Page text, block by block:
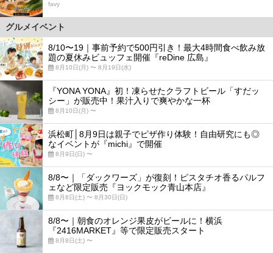
favy
グルメイベント
8/10〜19｜事前予約で500円引き！最大4時間食べ飲み放
題の夏休みビュッフェ開催『reDine 広島』
8月10日(月) 〜 8月19日(水)
『YONA YONA』初！凍らせたクラフトビール「すだッ
シー」が販売中！果汁入りで爽やかな一杯
8月10日(月) 〜
浜松町│8月9日は親子でピザ作り体験！自由研究にも◎
なイベントが『michi』で開催
8月9日(日) 〜
8/8〜｜「ダックワーズ」が復刻！ピスタチオ香るパルフ
ェなど限定販売『ヨックモック青山本店』
8月8日(土) 〜 8月30日(日)
8/8〜｜朝食のオレンジ果皮がビールに！横浜
『2416MARKET』等で限定販売スタート
8月8日(土) 〜